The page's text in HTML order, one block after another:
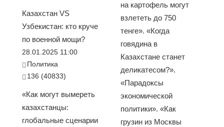
Казахстан VS
Узбекистан: кто круче
по военной мощи?
28.01.2025 11:00
Политика
136 (40833)
«Как могут вымереть
казахстанцы:
глобальные сценарии
на картофель могут
взлететь до 750
тенге». «Когда
говядина в
Казахстане станет
деликатесом?».
«Парадоксы
экономической
политики». «Как
грузин из Москвы